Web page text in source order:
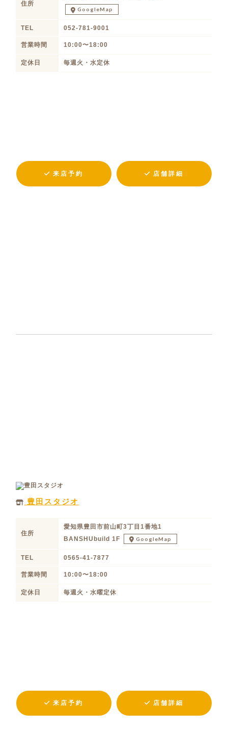
住所
GoogleMap
TEL 052-781-9001
営業時間 10:00〜18:00
定休日 毎週火・水定休
来店予約 店舗詳細
豊田スタジオ
住所
愛知県豊田市前山町3丁目1番地1
BANSHUbuild 1F
GoogleMap
TEL 0565-41-7877
営業時間 10:00〜18:00
定休日 毎週火・水曜定休
来店予約 店舗詳細